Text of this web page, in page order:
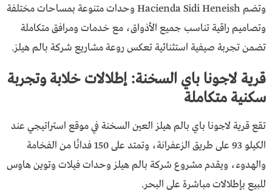
وتضم Hacienda Sidi Heneish وحدات متنوعة بمساحات مختلفة
وتصاميم راقية تناسب جميع الأذواق، مع خدمات ومرافق متكاملة
تضمن تجربة صيفية استثنائية تعكس روعة مشاريع شركة بالم هيلز.
قرية لاجونا باي السخنة: إطلالات خلابة وتجربة
سكنية متكاملة
تقع قرية لاجونا باي بالم هيلز العين السخنة في موقع استراتيجي عند
الكيلو 93 على طريق الزعفرانة، وتمتد على 150 فدانًا من الفخامة
والهدوء، ويقدم مشروع شركة بالم هيلز وحدات فيلات وتوين هاوس
للبيع بإطلالات مباشرة على البحر.